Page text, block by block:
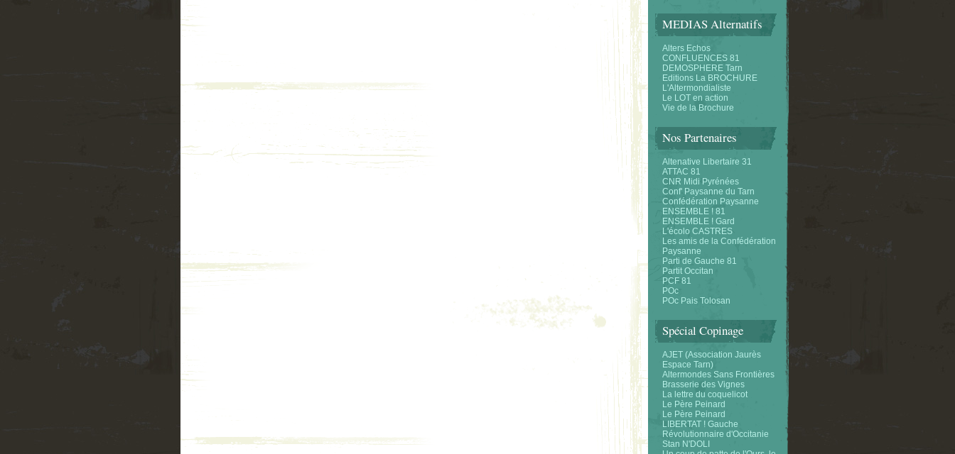
MEDIAS Alternatifs
Alters Echos
CONFLUENCES 81
DEMOSPHERE Tarn
Editions La BROCHURE
L'Altermondialiste
Le LOT en action
Vie de la Brochure
Nos Partenaires
Altenative Libertaire 31
ATTAC 81
CNR Midi Pyrénées
Conf' Paysanne du Tarn
Confédération Paysanne
ENSEMBLE ! 81
ENSEMBLE ! Gard
L'écolo CASTRES
Les amis de la Confédération
Paysanne
Parti de Gauche 81
Partit Occitan
PCF 81
POc
POc Pais Tolosan
Spécial Copinage
AJET (Association Jaurès
Espace Tarn)
Altermondes Sans Frontières
Brasserie des Vignes
La lettre du coquelicot
Le Père Peinard
Le Père Peinard
LIBERTAT ! Gauche
Révolutionnaire d'Occitanie
Stan N'DOLI